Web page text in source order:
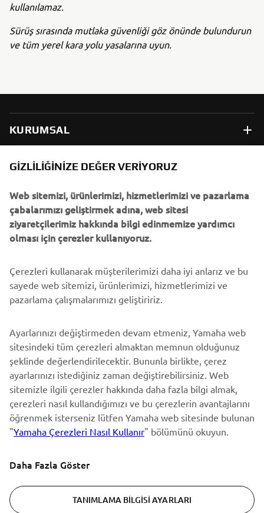
kullanılamaz.
Sürüş sırasında mutlaka güvenliği göz önünde bulundurun
ve tüm yerel kara yolu yasalarına uyun.
KURUMSAL
B2B
DAHA FAZLA YAMAHA
DESTEK
BÜLTEN
En son fırsatları, özel etkinlikleri, yeni çıkan ürünleri ve daha
fazlasını ilk öğrenen siz olun
ABONE OL
Gizlilik Politikamızı okuyarak kişisel verilerinizi nasıl işlediğimizi
öğrenebilirsiniz:
Gizlilik Politikası
GIZLILIĞINIZE DEĞER VERIYORUZ
Web sitemizi, ürünlerimizi, hizmetlerimizi ve pazarlama
çabalarımızı geliştirmek adına, web sitesi
ziyaretçilerimiz hakkında bilgi edinmemize yardımcı
olması için çerezler kullanıyoruz.
Çerezleri kullanarak müşterilerimizi daha iyi anlarız ve bu
sayede web sitemizi, ürünlerimizi, hizmetlerimizi ve
pazarlama çalışmalarımızı geliştiririz.
Ayarlarınızı değiştirmeden devam etmeniz, Yamaha web
sitesindeki tüm çerezleri almaktan memnun olduğunuz
şeklinde değerlendirilecektir. Bununla birlikte, çerez
ayarlarınızı istediğiniz zaman değiştirebilirsiniz. Web
sitemizle ilgili çerezler hakkında daha fazla bilgi almak,
çerezleri nasıl kullandığımızı ve bu çerezlerin avantajlarını
öğrenmek isterseniz lütfen Yamaha web sitesinde bulunan
"Yamaha Çerezleri Nasıl Kullanır" bölümünü okuyun.
Daha Fazla Göster
TANIMLAMA BILGISI AYARLARI